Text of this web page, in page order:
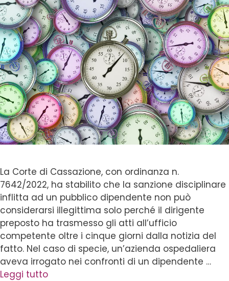
La Corte di Cassazione, con ordinanza n.
7642/2022, ha stabilito che la sanzione disciplinare
inflitta ad un pubblico dipendente non può
considerarsi illegittima solo perché il dirigente
preposto ha trasmesso gli atti all’ufficio
competente oltre i cinque giorni dalla notizia del
fatto. Nel caso di specie, un’azienda ospedaliera
aveva irrogato nei confronti di un dipendente …
Leggi tutto